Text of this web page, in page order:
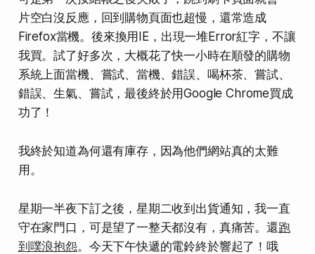
片空白沒反應，回到購物頁面也超慢，還常造成
Firefox當機。後來換用IE，出現一堆Error紅字，不讓
我買。試了好多次，大概花了快一小時在順發的購物
系統上面當機、嘗試、當機、錯誤、喝杯茶、嘗試、
錯誤、生氣、嘗試，最後終於用Google Chrome買成
功了！
我終於知道為何還有庫存，因為他們網站真的太難
用。
星期一半夜下訂之後，星期二收到出貨通知，我一直
守在家門口，可是望了一整天都沒有，真痛苦。還跑
到噗浪抱怨。今天下午快遞的電鈴終於響起了！哦